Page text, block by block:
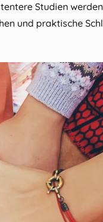
Studien
und praktische